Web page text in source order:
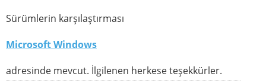
Sürümlerin karşılaştırması
Microsoft Windows
adresinde mevcut. İlgilenen herkese teşekkürler.